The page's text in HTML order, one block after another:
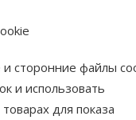
сторонние файлы
и использовать
для показа